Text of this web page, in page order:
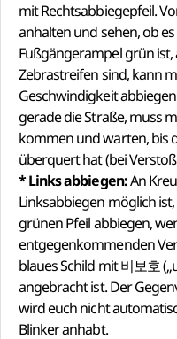
mit Rechtsabbiegepfeil.
anhalten und sehen, ob
Fußgängerampel grün
Zebrastreifen sind, kann
Geschwindigkeit
gerade die Straße, muss
kommen und warten, bis
überquert hat (bei
* Links abbiegen:An
Linksabbiegen möglich
grünen Pfeil abbiegen,
entgegenkommenden
blaues Schild mit 비보호
angebracht ist. Der
wird euch nicht
Blinker anhabt.